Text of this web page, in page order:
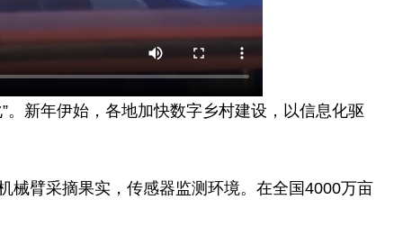
新年伊始，各地加快数字乡村建设，以信息化驱
械臂采摘果实，传感器监测环境。在全国4000万亩